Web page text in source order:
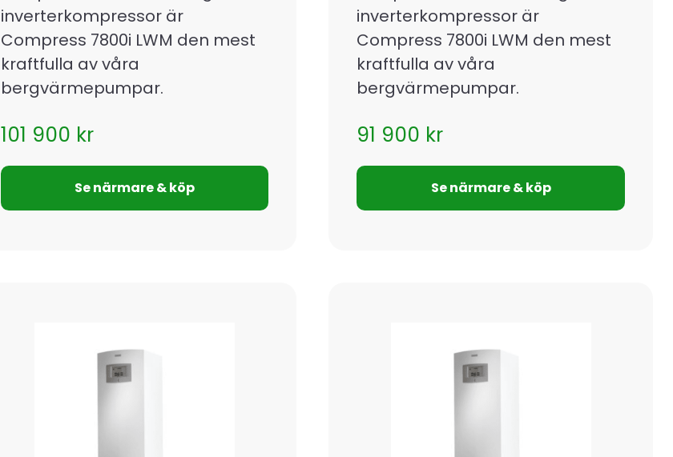
inverterkompressor är
Compress 7800i LWM den mest
kraftfulla av våra
bergvärmepumpar.
101 900 kr
Se närmare & köp
inverterkompressor är
Compress 7800i LWM den mest
kraftfulla av våra
bergvärmepumpar.
91 900 kr
Se närmare & köp